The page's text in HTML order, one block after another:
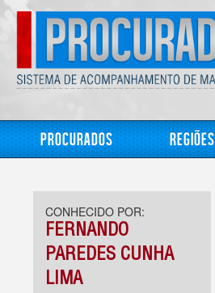
Procurados Regiões
CONHECIDO POR:
FERNANDO
PAREDES CUNHA
LIMA